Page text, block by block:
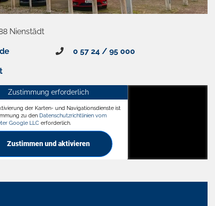
Nienstädt
0 57 24 / 95 000
Zustimmung erforderlich
der Karten- und Navigationsdienste ist
zu den Datenschutzrichtlinien vom
Google LLC erforderlich.
Zustimmen und aktivieren